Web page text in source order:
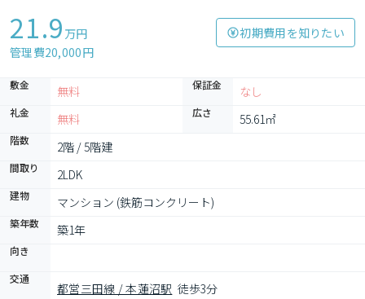
21.9 万円
管理費20,000円
初期費用を知りたい
敷金 無料 保証金 なし
礼金 無料 広さ 55.61㎡
階数 2階 / 5階建
間取り 2LDK
建物 マンション (鉄筋コンクリート)
築年数 築1年
向き
交通
都営三田線 / 本蓮沼駅 徒歩3分